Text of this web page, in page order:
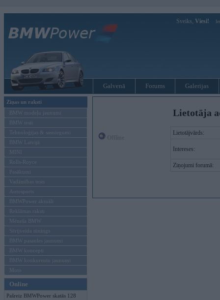
Sveiks, Viesi!
Galvenā Forums Galerijas
Ziņas un raksti
BMW modeļu jaunumi
BMW testi
Tehnoloģijas & sasniegumi
BMW Latvijā
MINI
Rolls-Royce
Pasākumi
Vadāmības tests
Autosports
BMWPower aktuāli
Reklāmas raksti
Mēneša BMW
Sērijveida tūnings
BMW pasaules jaunumi
BMW koncepti
BMW konkurentu jaunumi
Moto
Online
Pašreiz BMWPower skatās 128
Lietotāja
Lietotājvārds:
Intereses:
Ziņojumi forumā: